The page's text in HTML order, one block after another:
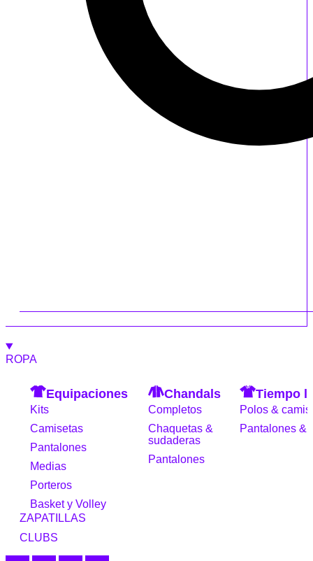
ROPA
Equipaciones
Kits
Camisetas
Pantalones
Medias
Porteros
Basket y Volley
Chandals
Completos
Chaquetas &
sudaderas
Pantalones
Tiempo
Polos &
Pantalones &
ZAPATILLAS
CLUBS